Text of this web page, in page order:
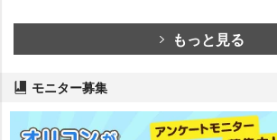
もっと見る
モニター募集